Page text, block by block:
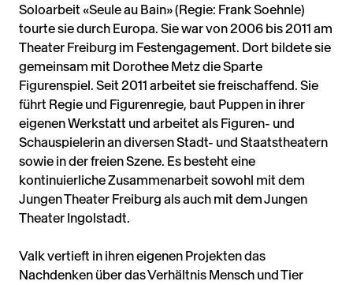
Soloarbeit «Seule au Bain» (Regie: Frank Soehnle)
tourte sie durch Europa. Sie war von 2006 bis 2011 am
Theater Freiburg im Festengagement. Dort bildete sie
gemeinsam mit Dorothee Metz die Sparte
Figurenspiel. Seit 2011 arbeitet sie freischaffend. Sie
führt Regie und Figurenregie, baut Puppen in ihrer
eigenen Werkstatt und arbeitet als Figuren- und
Schauspielerin an diversen Stadt- und Staatstheatern
sowie in der freien Szene. Es besteht eine
kontinuierliche Zusammenarbeit sowohl mit dem
Jungen Theater Freiburg als auch mit dem Jungen
Theater Ingolstadt.
Valk vertieft in ihren eigenen Projekten das
Nachdenken über das Verhältnis Mensch und Tier